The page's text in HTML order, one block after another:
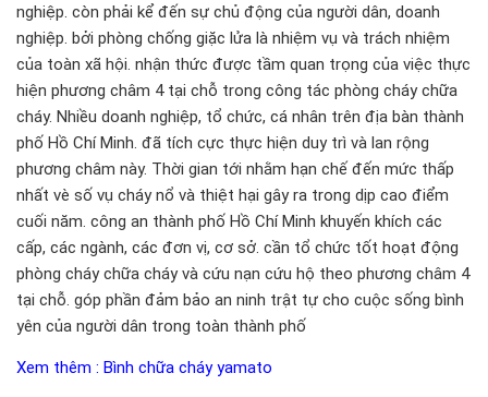
nghiệp. còn phải kể đến sự chủ động của người dân, doanh
nghiệp. bởi phòng chống giặc lửa là nhiệm vụ và trách nhiệm
của toàn xã hội. nhận thức được tầm quan trọng của việc thực
hiện phương châm 4 tại chỗ trong công tác phòng cháy chữa
cháy. Nhiều doanh nghiệp, tổ chức, cá nhân trên địa bàn thành
phố Hồ Chí Minh. đã tích cực thực hiện duy trì và lan rộng
phương châm này. Thời gian tới nhằm hạn chế đến mức thấp
nhất vè số vụ cháy nổ và thiệt hại gây ra trong dịp cao điểm
cuối năm. công an thành phố Hồ Chí Minh khuyến khích các
cấp, các ngành, các đơn vị, cơ sở. cần tổ chức tốt hoạt động
phòng cháy chữa cháy và cứu nạn cứu hộ theo phương châm 4
tại chỗ. góp phần đảm bảo an ninh trật tự cho cuộc sống bình
yên của người dân trong toàn thành phố
Xem thêm : Bình chữa cháy yamato